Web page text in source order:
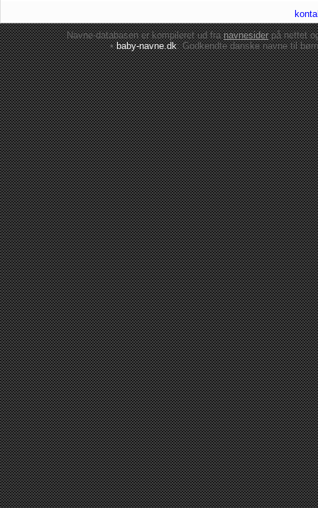
Navne-databasen er kompileret ud franavnesiderpå nettet
•baby-navne.dk: Godkendte danskenavne til børn